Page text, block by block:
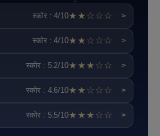
स्कोर : 4/10★★☆☆☆ >
स्कोर : 4/10★★☆☆☆ >
स्कोर : 5.2/10★★★☆☆ >
स्कोर : 4.6/10★★☆☆☆ >
स्कोर : 5.5/10★★★☆☆ >